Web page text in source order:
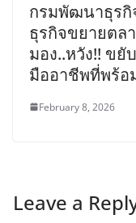
กรมพัฒนาธุรกิ
ธุรกิจขยายตล
มอง..หวัง!! ข
มืออาชีพที่พร้อ
February 8, 2026
Leave a